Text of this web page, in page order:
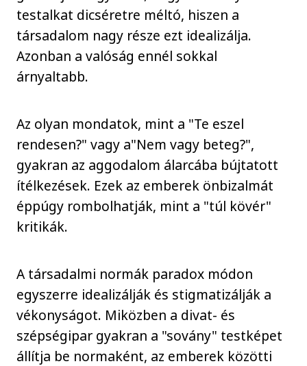
testalkat dicséretre méltó, hiszen a
társadalom nagy része ezt idealizálja.
Azonban a valóság ennél sokkal
árnyaltabb.
Az olyan mondatok, mint a "Te eszel
rendesen?" vagy a"Nem vagy beteg?",
gyakran az aggodalom álarcába bújtatott
ítélkezések. Ezek az emberek önbizalmát
éppúgy rombolhatják, mint a "túl kövér"
kritikák.
A társadalmi normák paradox módon
egyszerre idealizálják és stigmatizálják a
vékonyságot. Miközben a divat- és
szépségipar gyakran a "sovány" testképet
állítja be normaként, az emberek közötti